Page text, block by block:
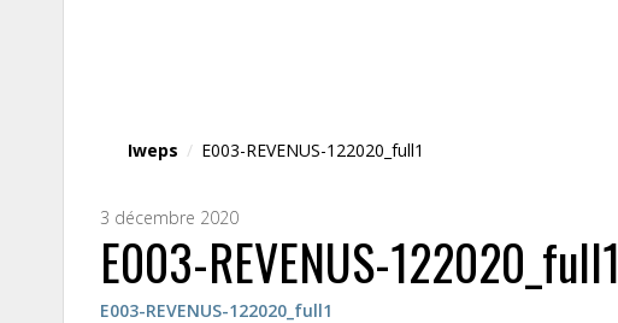
Iweps / E003-REVENUS-122020_full1
3 décembre 2020
E003-REVENUS-122020_full1
E003-REVENUS-122020_full1